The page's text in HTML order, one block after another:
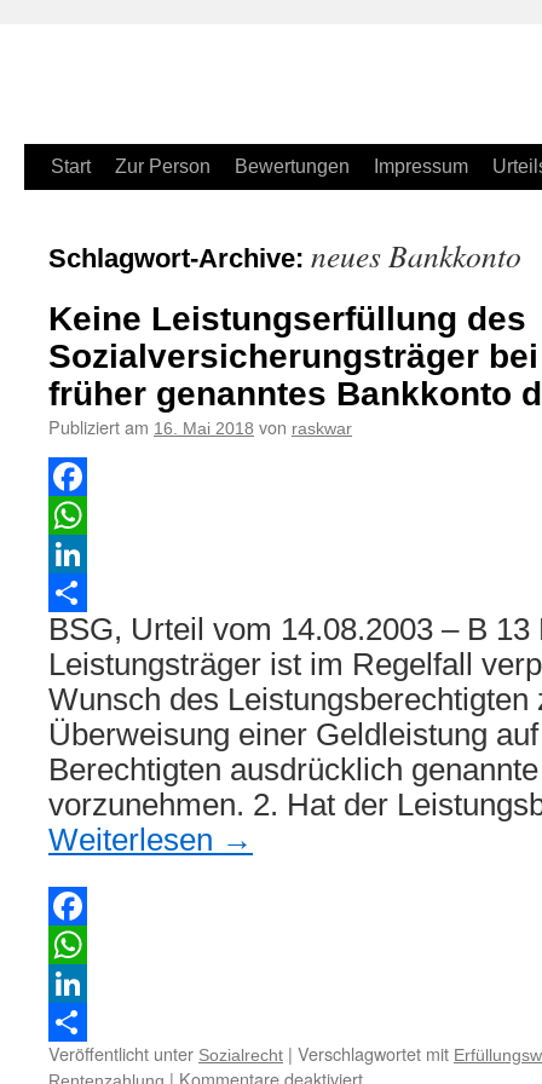
Zum
springen
Start Zur Person Bewertungen Impressum
Schlagwort-Archive: neues Bankkonto
Keine Leistungserfüllung des
Sozialversicherungsträger
früher genanntes Bankkonto
Publiziert am 16. Mai 2018 von raskwar
Facebook
WhatsApp
LinkedIn
Teilen
BSG, Urteil vom 14.08.2003 – B 13
Leistungsträger ist im Regelfall
Wunsch des Leistungsberechtigten
Überweisung einer Geldleistung
Berechtigten ausdrücklich
vorzunehmen. 2. Hat der
Weiterlesen →
Facebook
WhatsApp
LinkedIn
Teilen
Veröffentlicht unter Sozialrecht | Verschlagwortet mit
| Kommentare deaktiviertfür